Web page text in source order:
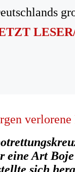
verlorene
eine Art
sich